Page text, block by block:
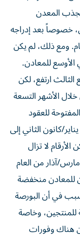
في عام 2022. إذ يجذب المعدن
خصوصاً بعد إدراجه
ومع ذلك، لم يكن
للمعادن.
ارتفع، لكن
سنوي خلال الأشهر التسعة
للعقود
في نهاية يناير/كانون الثاني إلى
الأرقام لا تزال
آذار من العام
للمعادن منخفضة
هو السبب في أن البورصة
للمنتجين، وخاصة
هناك وفورات